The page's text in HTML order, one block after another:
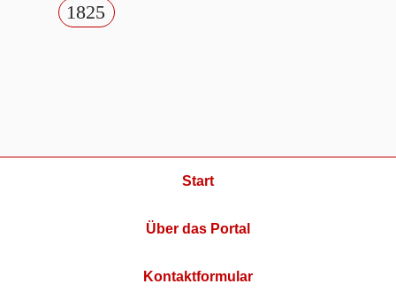
1825
Start
Über das Portal
Kontaktformular